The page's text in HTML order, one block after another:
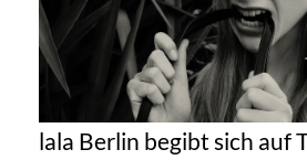
lala Berlin begibt sich auf